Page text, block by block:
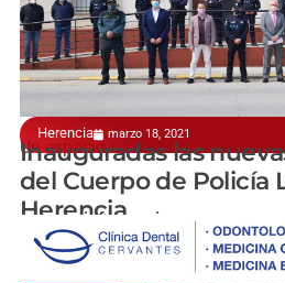
Herencia marzo 18, 2021
Un espacio novedoso, más amplio
Inauguradas las
del Cuerpo de Policía
Herencia
manchainformacion.com